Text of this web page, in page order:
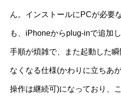
ん。インストールにPCが必要
も、iPhoneからplug-inで追加
手順が煩雑で、また起動した
なくなる仕様(かわりに立ちあ
操作は継続可)になっており、